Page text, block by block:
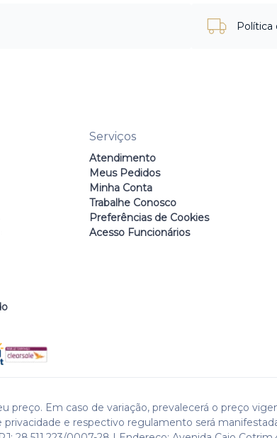
Política
Serviços
Atendimento
Meus Pedidos
Minha Conta
Trabalhe Conosco
Preferências de Cookies
Acesso Funcionários
preço. Em caso de variação, prevalecerá o preço
e respectivo regulamento será